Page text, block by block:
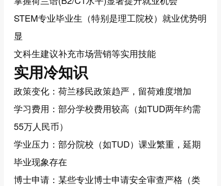
STEM专业毕业生（特别是理工院校）就业优势明
显
文科生建议补充市场营销等实用技能
实用冷知识
政策变化：荷兰移民政策趋严，留荷难度增加
学习费用：部分学校费用较高（如TUD两年约需
55万人民币）
学业压力：部分院校（如TUD）课业繁重，延期
毕业现象存在
博士申请：某些专业博士申请安全审查严格（类